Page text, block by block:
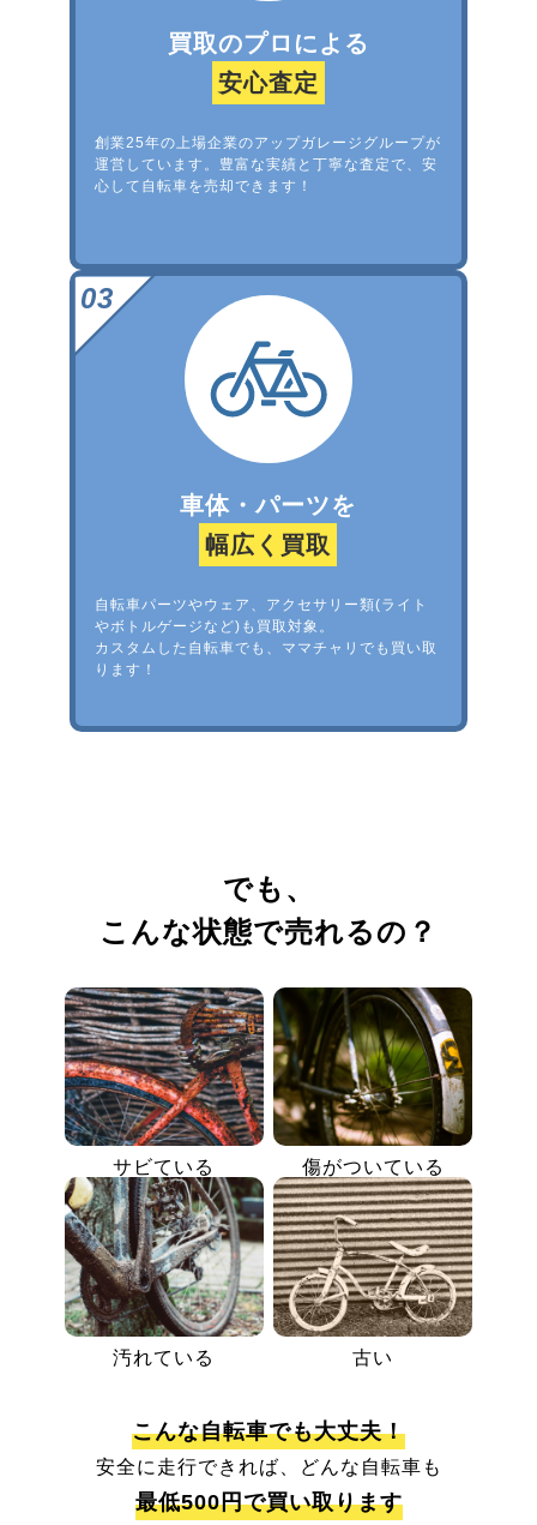
買取のプロによる
安心査定
創業25年の上場企業のアップガレージグループが
運営しています。豊富な実績と丁寧な査定で、安
心して自転車を売却できます！
車体・パーツを
幅広く買取
自転車パーツやウェア、アクセサリー類(ライト
やボトルゲージなど)も買取対象。
カスタムした自転車でも、ママチャリでも買い取
ります！
でも、
こんな状態で売れるの？
サビている 傷がついている
汚れている 古い
こんな自転車でも大丈夫！
安全に走行できれば、どんな自転車も
最低500円で買い取ります